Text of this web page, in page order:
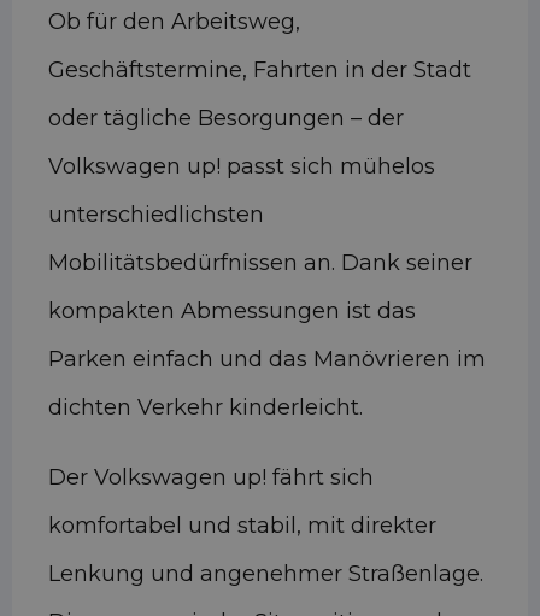
Ob für den Arbeitsweg,
Geschäftstermine, Fahrten in der Stadt
oder tägliche Besorgungen – der
Volkswagen up! passt sich mühelos
unterschiedlichsten
Mobilitätsbedürfnissen an. Dank seiner
kompakten Abmessungen ist das
Parken einfach und das Manövrieren im
dichten Verkehr kinderleicht.
Der Volkswagen up! fährt sich
komfortabel und stabil, mit direkter
Lenkung und angenehmer Straßenlage.